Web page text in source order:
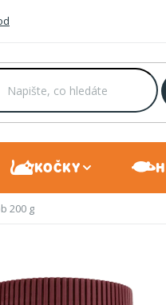
KOČKY
200 g